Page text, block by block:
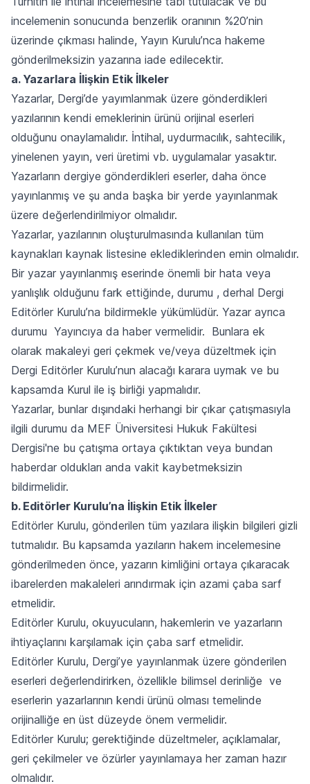
incelemenin sonucunda benzerlik oranının %20’nin
üzerinde çıkması halinde, Yayın Kurulu’nca hakeme
gönderilmeksizin yazarına iade edilecektir.
a. Yazarlara İlişkin Etik İlkeler
Yazarlar, Dergi’de yayımlanmak üzere gönderdikleri
yazılarının kendi emeklerinin ürünü orijinal eserleri
olduğunu onaylamalıdır. İntihal, uydurmacılık, sahtecilik,
yinelenen yayın, veri üretimi vb. uygulamalar yasaktır.
Yazarların dergiye gönderdikleri eserler, daha önce
yayınlanmış ve şu anda başka bir yerde yayınlanmak
üzere değerlendirilmiyor olmalıdır.
Yazarlar, yazılarının oluşturulmasında kullanılan tüm
kaynakları kaynak listesine eklediklerinden emin olmalıdır.
Bir yazar yayınlanmış eserinde önemli bir hata veya
yanlışlık olduğunu fark ettiğinde, durumu , derhal Dergi
Editörler Kurulu’na bildirmekle yükümlüdür. Yazar ayrıca
durumu Yayıncıya da haber vermelidir. Bunlara ek
olarak makaleyi geri çekmek ve/veya düzeltmek için
Dergi Editörler Kurulu’nun alacağı karara uymak ve bu
kapsamda Kurul ile iş birliği yapmalıdır.
Yazarlar, bunlar dışındaki herhangi bir çıkar çatışmasıyla
ilgili durumu da MEF Üniversitesi Hukuk Fakültesi
Dergisi'ne bu çatışma ortaya çıktıktan veya bundan
haberdar oldukları anda vakit kaybetmeksizin
bildirmelidir.
b. Editörler Kurulu’na İlişkin Etik İlkeler
Editörler Kurulu, gönderilen tüm yazılara ilişkin bilgileri gizli
tutmalıdır. Bu kapsamda yazıların hakem incelemesine
gönderilmeden önce, yazarın kimliğini ortaya çıkaracak
ibarelerden makaleleri arındırmak için azami çaba sarf
etmelidir.
Editörler Kurulu, okuyucuların, hakemlerin ve yazarların
ihtiyaçlarını karşılamak için çaba sarf etmelidir.
Editörler Kurulu, Dergi’ye yayınlanmak üzere gönderilen
eserleri değerlendirirken, özellikle bilimsel derinliğe ve
eserlerin yazarlarının kendi ürünü olması temelinde
orijinalliğe en üst düzeyde önem vermelidir.
Editörler Kurulu; gerektiğinde düzeltmeler, açıklamalar,
geri çekilmeler ve özürler yayınlamaya her zaman hazır
olmalıdır.